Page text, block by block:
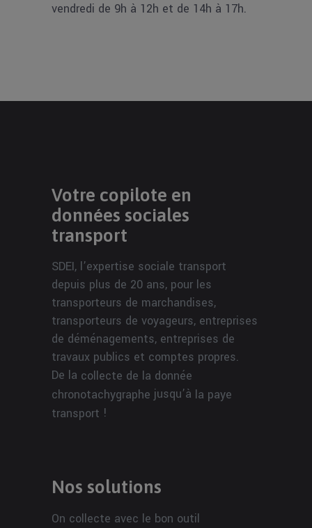
vendredi de 9h à 12h et de 14h à 17h.
Votre copilote en
données sociales
transport
SDEI, l’expertise sociale transport
depuis plus de 20 ans, pour les
transporteurs de marchandises,
transporteurs de voyageurs, entreprises
de déménagements, entreprises de
travaux publics et comptes propres.
De la collecte de la donnée
chronotachygraphe jusqu’à la paye
transport !
Nos solutions
On collecte avec le bon outil